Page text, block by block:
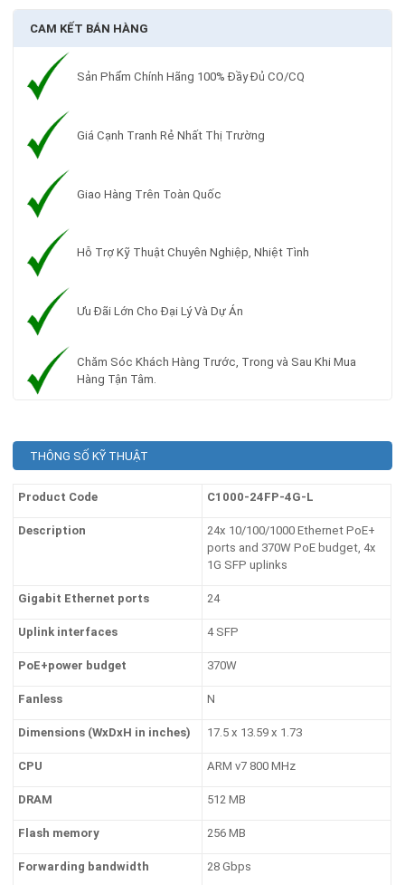
CAM KẾT BÁN HÀNG
Sản Phẩm Chính Hãng 100% Đầy Đủ CO/CQ
Giá Cạnh Tranh Rẻ Nhất Thị Trường
Giao Hàng Trên Toàn Quốc
Hỗ Trợ Kỹ Thuật Chuyên Nghiệp, Nhiệt Tình
Ưu Đãi Lớn Cho Đại Lý Và Dự Án
Chăm Sóc Khách Hàng Trước, Trong và Sau Khi Mua
Hàng Tận Tâm.
THÔNG SỐ KỸ THUẬT
Product Code C1000-24FP-4G-L
Description
24x 10/100/1000 Ethernet PoE+
ports and 370W PoE budget, 4x
1G SFP uplinks
Gigabit Ethernet ports 24
Uplink interfaces 4 SFP
PoE+power budget 370W
Fanless N
Dimensions (WxDxH in inches) 17.5 x 13.59 x 1.73
CPU ARM v7 800 MHz
DRAM 512 MB
Flash memory 256 MB
Forwarding bandwidth 28 Gbps